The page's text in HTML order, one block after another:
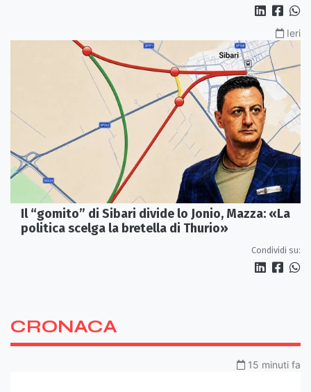
Ieri
Il “gomito” di Sibari divide lo Jonio, Mazza: «La
politica scelga la bretella di Thurio»
Condividi su:
CRONACA
15 minuti fa